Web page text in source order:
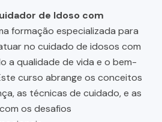
de Idoso com
formação especializada para
no cuidado de idosos com
a qualidade de vida e o bem-
curso abrange os conceitos
as técnicas de cuidado, e as
os desafios